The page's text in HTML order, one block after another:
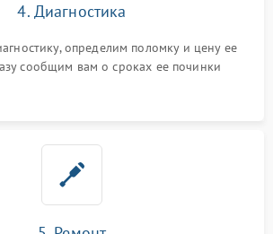
4. Диагностика
определим поломку и цену ее
сообщим вам о сроках ее починки